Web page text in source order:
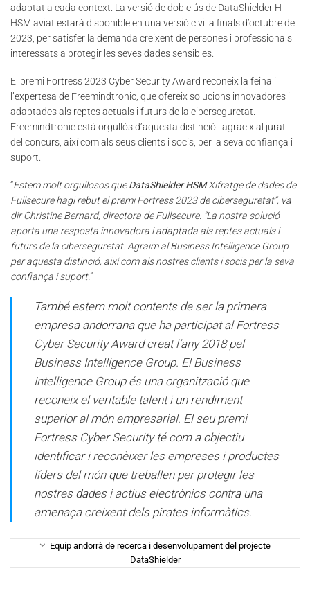
adaptat a cada context. La versió de doble ús de DataShielder H-
HSM aviat estarà disponible en una versió civil a finals d’octubre de
2023, per satisfer la demanda creixent de persones i professionals
interessats a protegir les seves dades sensibles.
El premi Fortress 2023 Cyber Security Award reconeix la feina i
l’expertesa de Freemindtronic, que ofereix solucions innovadores i
adaptades als reptes actuals i futurs de la ciberseguretat.
Freemindtronic està orgullós d’aquesta distinció i agraeix al jurat
del concurs, així com als seus clients i socis, per la seva confiança i
suport.
“Estem molt orgullosos queDataShielder HSMXifratge de dades de
Fullsecure hagi rebut el premi Fortress 2023 de ciberseguretat”, va
dir Christine Bernard, directora de Fullsecure. “La nostra solució
aporta una resposta innovadora i adaptada als reptes actuals i
futurs de la ciberseguretat. Agraïm al Business Intelligence Group
per aquesta distinció, així com als nostres clients i socis per la seva
confiança i suport.”
També estem molt contents de ser la primera
empresa andorrana que ha participat al Fortress
Cyber ​​​​​​Security Award creat l’any 2018 pel
Business Intelligence Group. El Business
Intelligence Group és una organització que
reconeix el veritable talent i un rendiment
superior al món empresarial. El seu premi
Fortress Cyber ​​​​Security té com a objectiu
identificar i reconèixer les empreses i productes
líders del món que treballen per protegir les
nostres dades i actius electrònics contra una
amenaça creixent dels pirates informàtics.
Equip andorrà de recerca i desenvolupament del projecte
DataShielder